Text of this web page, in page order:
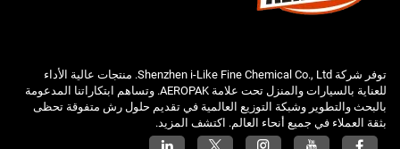
توفر شركة Shenzhen i-Like Fine Chemical Co., Ltd. منتجات عالية الأداء
للعناية بالسيارات والمنزل تحت علامة AEROPAK. وتساهم ابتكاراتنا المدعومة
بالبحث والتطوير وشبكة التوزيع العالمية في تقديم حلول رش متفوقة تحظى
بثقة العملاء في جميع أنحاء العالم. اكتشف المزيد.